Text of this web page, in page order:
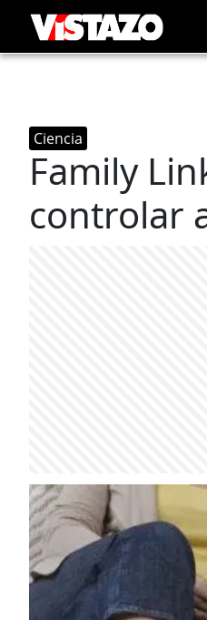
Ciencia
Family
controlar